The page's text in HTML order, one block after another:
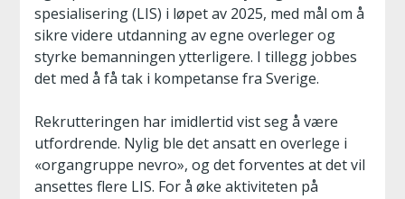
spesialisering (LIS) i løpet av 2025, med mål om å
sikre videre utdanning av egne overleger og
styrke bemanningen ytterligere. I tillegg jobbes
det med å få tak i kompetanse fra Sverige.
Rekrutteringen har imidlertid vist seg å være
utfordrende. Nylig ble det ansatt en overlege i
«organgruppe nevro», og det forventes at det vil
ansettes flere LIS. For å øke aktiviteten på